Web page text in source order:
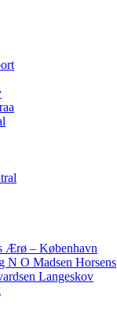
Ærø – København
N O Madsen Horsens
Langeskov